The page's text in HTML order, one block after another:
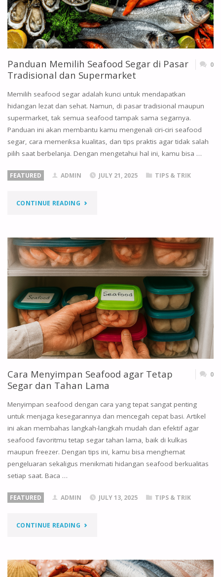
NGGAK
KERACUNAN!"
Panduan Memilih Seafood Segar di Pasar
Tradisional dan Supermarket
0
Memilih seafood segar adalah kunci untuk mendapatkan
hidangan lezat dan sehat. Namun, di pasar tradisional maupun
supermarket, tak semua seafood tampak sama segarnya.
Panduan ini akan membantu kamu mengenali ciri-ciri seafood
segar, cara memeriksa kualitas, dan tips praktis agar tidak salah
pilih saat berbelanja. Dengan mengetahui hal ini, kamu bisa …
FEATURED ADMIN JULY 21, 2025 TIPS & TRIK
CONTINUE READING"PANDUAN
SEAFOOD
SEGAR
PASAR
TRADISIONAL
DAN
SUPERMARKET"
Cara Menyimpan Seafood agar Tetap
Segar dan Tahan Lama
0
Menyimpan seafood dengan cara yang tepat sangat penting
untuk menjaga kesegarannya dan mencegah cepat basi. Artikel
ini akan membahas langkah-langkah mudah dan efektif agar
seafood favoritmu tetap segar tahan lama, baik di kulkas
maupun freezer. Dengan tips ini, kamu bisa menghemat
pengeluaran sekaligus menikmati hidangan seafood berkualitas
setiap saat. Baca …
FEATURED ADMIN JULY 13, 2025 TIPS & TRIK
CONTINUE READING"CARA
SEAFOOD